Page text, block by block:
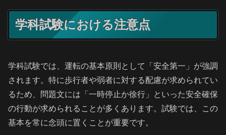
学科試験における注意点
学科試験では、運転の基本原則として「安全第一」が強調
されます。特に歩行者や弱者に対する配慮が求められてい
るため、問題文には「一時停止か徐行」といった安全確保
の行動が求められることが多くあります。試験では、この
基本を常に念頭に置くことが重要です。